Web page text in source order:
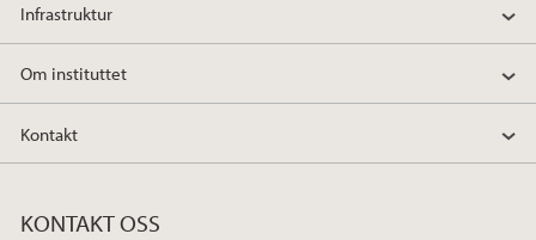
Infrastruktur
Om instituttet
Kontakt
KONTAKT OSS